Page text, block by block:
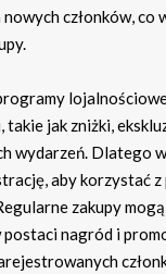
członków, co
takie jak zniżki,
wydarzeń. Dlatego
aby korzystać z
zakupy
nagród i